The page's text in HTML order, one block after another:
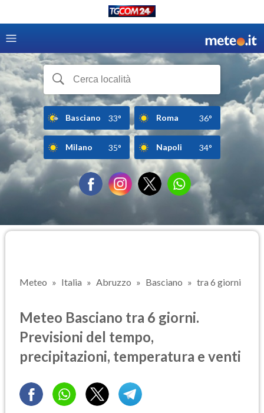
Basciano 33° Roma 36°
Milano 35° Napoli 34°
Meteo Italia Abruzzo Basciano tra 6 giorni
Meteo Basciano tra 6 giorni.
Previsioni del tempo,
precipitazioni, temperatura e venti